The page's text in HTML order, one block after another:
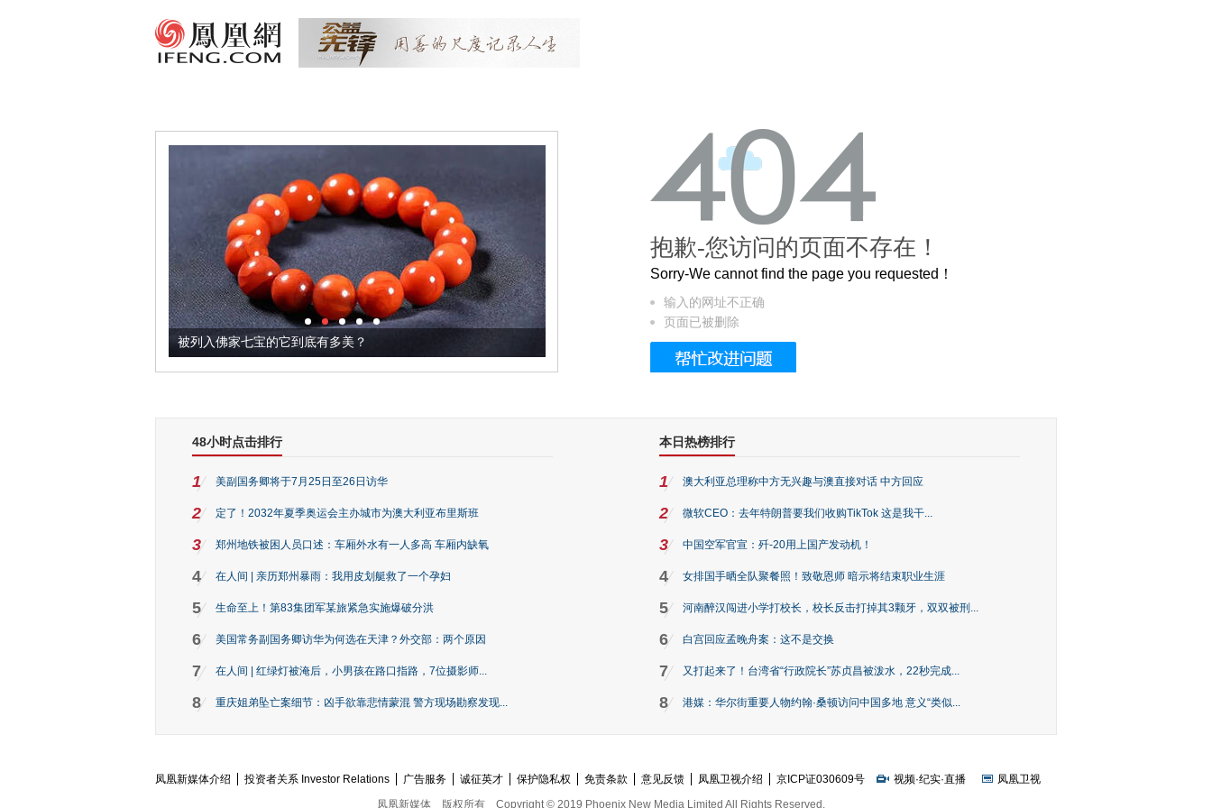
被列入佛家七宝的它到底有多美？ 这个3.2米的长卷，还原了600岁的紫禁城
抱歉-您访问的页面不存在！
Sorry-We cannot find the page you requested！
输入的网址不正确
页面已被删除
48小时点击排行
1 美副国务卿将于7月25日至26日访华
2 定了！2032年夏季奥运会主办城市为澳大利亚布里斯班
3 郑州地铁被困人员口述：车厢外水有一人多高 车厢内缺氧
4 在人间 | 亲历郑州暴雨：我用皮划艇救了一个孕妇
5 生命至上！第83集团军某旅紧急实施爆破分洪
6 美国常务副国务卿访华为何选在天津？外交部：两个原因
7 在人间 | 红绿灯被淹后，小男孩在路口指路，7位摄影师...
8 重庆姐弟坠亡案细节：凶手欲靠悲情蒙混 警方现场勘察发现...
本日热榜排行
1 澳大利亚总理称中方无兴趣与澳直接对话 中方回应
2 微软CEO：去年特朗普要我们收购TikTok 这是我干...
3 中国空军官宣：歼-20用上国产发动机！
4 女排国手晒全队聚餐照！致敬恩师 暗示将结束职业生涯
5 河南醉汉闯进小学打校长，校长反击打掉其3颗牙，双双被刑...
6 白宫回应孟晚舟案：这不是交换
7 又打起来了！台湾省“行政院长”苏贞昌被泼水，22秒完成...
8 港媒：华尔街重要人物约翰·桑顿访问中国多地 意义“类似...
凤凰新媒体介绍 投资者关系 Investor Relations 广告服务 诚征英才 保护隐私权 免责条款 意见反馈 凤凰卫视介绍 京ICP证030609号 视频·纪实·直播
凤凰卫视
凤凰新媒体
版权所有 Copyright © 2019 Phoenix New Media Limited All Rights Reserved.